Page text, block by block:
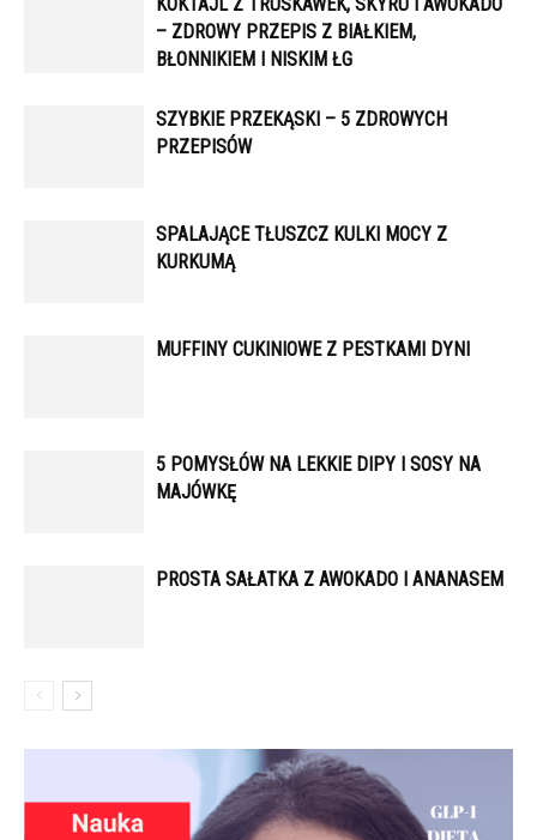
KOKTAJL Z TRUSKAWEK, SKYRU I AWOKADO
– ZDROWY PRZEPIS Z BIAŁKIEM,
BŁONNIKIEM I NISKIM ŁG
SZYBKIE PRZEKĄSKI – 5 ZDROWYCH
PRZEPISÓW
SPALAJĄCE TŁUSZCZ KULKI MOCY Z
KURKUMĄ
MUFFINY CUKINIOWE Z PESTKAMI DYNI
5 POMYSŁÓW NA LEKKIE DIPY I SOSY NA
MAJÓWKĘ
PROSTA SAŁATKA Z AWOKADO I ANANASEM